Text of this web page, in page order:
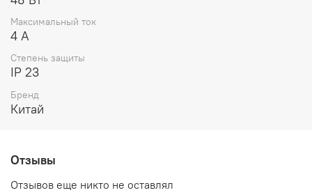
Максимальный ток
4 А
Степень защиты
IP 23
Бренд
Китай
Отзывы
Отзывов еще никто не оставлял